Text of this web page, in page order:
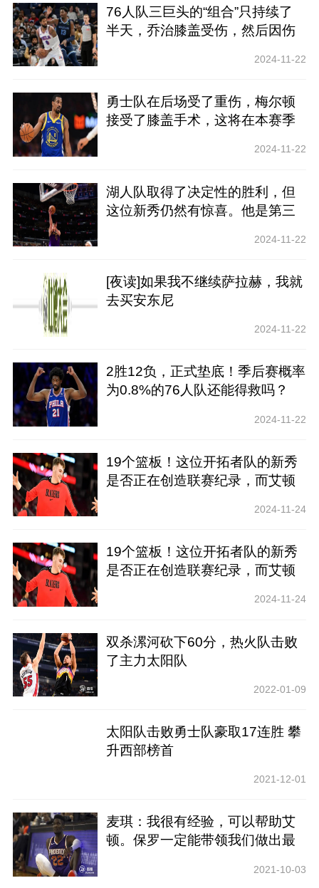
76人队三巨头的“组合”只持续了
半天，乔治膝盖受伤，然后因伤
2024-11-22
勇士队在后场受了重伤，梅尔顿
接受了膝盖手术，这将在本赛季
2024-11-22
湖人队取得了决定性的胜利，但
这位新秀仍然有惊喜。他是第三
2024-11-22
[夜读]如果我不继续萨拉赫，我就
去买安东尼
2024-11-22
2胜12负，正式垫底！季后赛概率
为0.8%的76人队还能得救吗？
2024-11-22
19个篮板！这位开拓者队的新秀
是否正在创造联赛纪录，而艾顿
2024-11-24
19个篮板！这位开拓者队的新秀
是否正在创造联赛纪录，而艾顿
2024-11-24
双杀漯河砍下60分，热火队击败
了主力太阳队
2022-01-09
太阳队击败勇士队豪取17连胜 攀
升西部榜首
2021-12-01
麦琪：我很有经验，可以帮助艾
顿。保罗一定能带领我们做出最
2021-10-03